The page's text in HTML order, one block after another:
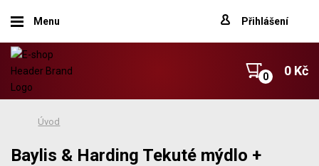
Menu Přihlášení
0 Kč
Úvod
Baylis & Harding Tekuté mýdlo +